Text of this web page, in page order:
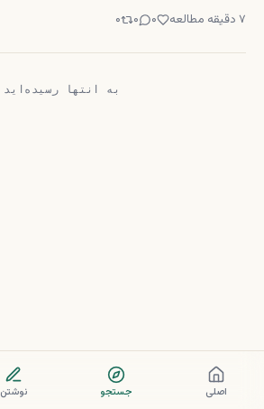
رستوران نشسته‌اید. همه از غذا و صحبت
لذت می‌برند تا این که کسی تلفون خود را
بیرون می‌کند ــ نه برای یک تماس فوری،
۷ دقیقه مطالعه ۰ ۰ ۰
به انتها رسیده‌اید
اصلی جستجو نوشتن